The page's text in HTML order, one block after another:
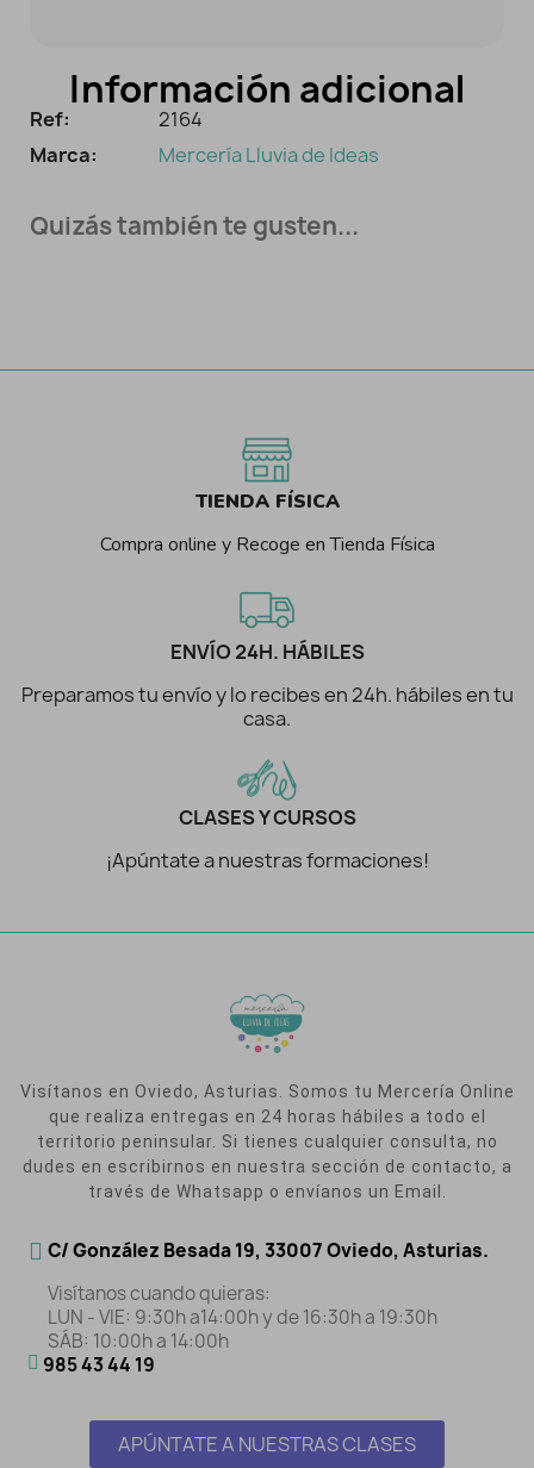
Información adicional
Ref:
2164
Marca:
Mercería Lluvia de Ideas
Quizás también te gusten...
TIENDA FÍSICA
Compra online y Recoge en Tienda Física
ENVÍO 24H. HÁBILES
Preparamos tu envío y lo recibes en 24h. hábiles en tu
casa.
CLASES Y CURSOS
¡Apúntate a nuestras formaciones!
Visítanos en Oviedo, Asturias. Somos tu Mercería Online
que realiza entregas en 24 horas hábiles a todo el
territorio peninsular. Si tienes cualquier consulta, no
dudes en escribirnos en nuestra sección de contacto, a
través de Whatsapp o envíanos un Email.
C/ González Besada 19, 33007 Oviedo, Asturias.
Visítanos cuando quieras:
LUN - VIE: 9:30h a14:00h y de 16:30h a 19:30h
SÁB: 10:00h a 14:00h
985 43 44 19
APÚNTATE A NUESTRAS CLASES